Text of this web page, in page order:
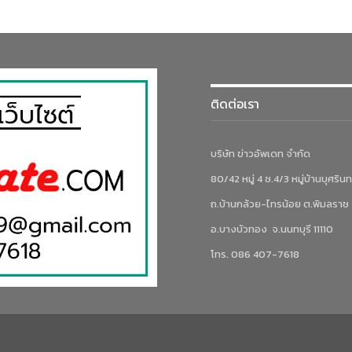
ติดต่อเรา
บริษัท ข่าวอัพเดท จำกัด
80/42 หมู่ 4 ซ.4/3 หมู่บ้านบุศริน
ถ.บ้านกล้วย-ไทรน้อย ต.พิมลราช
อ.บางบัวทอง จ.นนทบุรี 11110
โทร. 086 407-7618